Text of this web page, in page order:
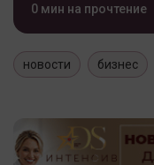
0 мин на прочтение
новости бизнес